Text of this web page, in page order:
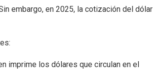
embargo, en 2025, la cotización del dólar
imprime los dólares que circulan en el